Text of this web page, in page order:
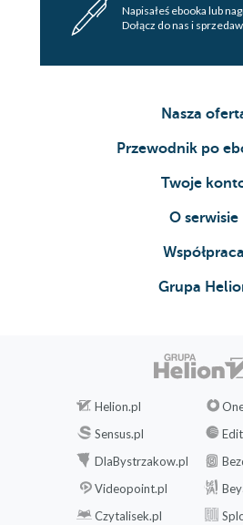
Napisałeś ebooka lub
Dołącz do nas i
Nasza
Przewodnik po
Twoje
O serwisie
Współpraca
Grupa
Helion.pl
Sensus.pl
DlaBystrzakow.pl
Videopoint.pl
Czytalisek.pl